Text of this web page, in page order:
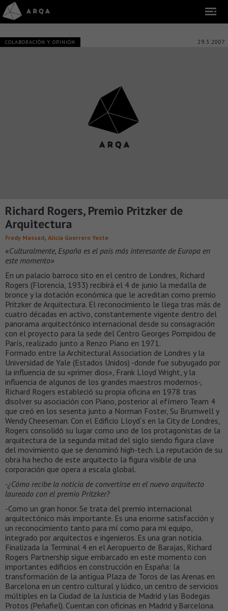
COLABORACIÓN Y OPINIÓN 29.3.2007
Richard Rogers, Premio Pritzker de
Arquitectura
Fredy Massad, Alicia Guerrero Yeste
«Culturalmente, España es el país más interesante de Europa en
este momento»
En un palacio barroco sito en el centro de Londres, Richard
Rogers (Florencia, 1933) recibirá el 4 de junio la medalla de
bronce y la dotación económica que le acreditan como premio
Pritzker de Arquitectura. El reconocimiento le llega tras más de
cuatro décadas en activo, constantemente vigente dentro del
panorama arquitectónico internacional desde su consagración
con el proyecto para la sede del Centro Georges Pompidou de
París, realizado junto a Renzo Piano en 1971.
Formado entre la Architectural Association de Londres y la
Universidad de Yale (Estados Unidos) -donde fue subyugado por
la influencia de su «primer dios», Frank Lloyd Wright, y la
influencia de algunos de los grandes maestros modernos-,
Richard Rogers estableció su propia oficina en 1978 tras
disolver su asociación con Piano, posterior al efímero Team 4
que creó en los sesenta junto a Norman Foster, Su Brumwell y
Wendy Cheeseman. Con el Edificio Lloyd´s en la City de Londres,
Rogers consolidó su lugar como uno de los protagonistas de la
arquitectura de la segunda mitad del siglo siendo figura clave
del movimiento que se denominó high-tech. La reputación de su
obra ha hecho de este arquitecto la figura visible de una
corporación que opera a escala global.
-¿Cómo recibe la noticia de convertirse en el nuevo arquitecto
laureado con el premio Pritzker?
-Como un gran honor. Se trata del premio internacional
arquitectónico más importante. Es una enorme satisfacción y
un reconocimiento tanto para mí como para mi equipo,
integrado por arquitectos e ingenieros. Es una gran noticia.
Finalizada la Terminal 4 en el Aeropuerto de Barajas, Richard
Rogers Partnership sigue embarcado en este momento con
importantes edificios en construcción en España: la
transformación de la antigua Plaza de Toros de las Arenas en
Barcelona en un centro cultural y lúdico, un centro de servicios
múltiples en la Ciudad de la Justicia de Madrid y las Bodegas
Protos (Peñafiel). Cuentan con oficinas en Madrid y Barcelona.